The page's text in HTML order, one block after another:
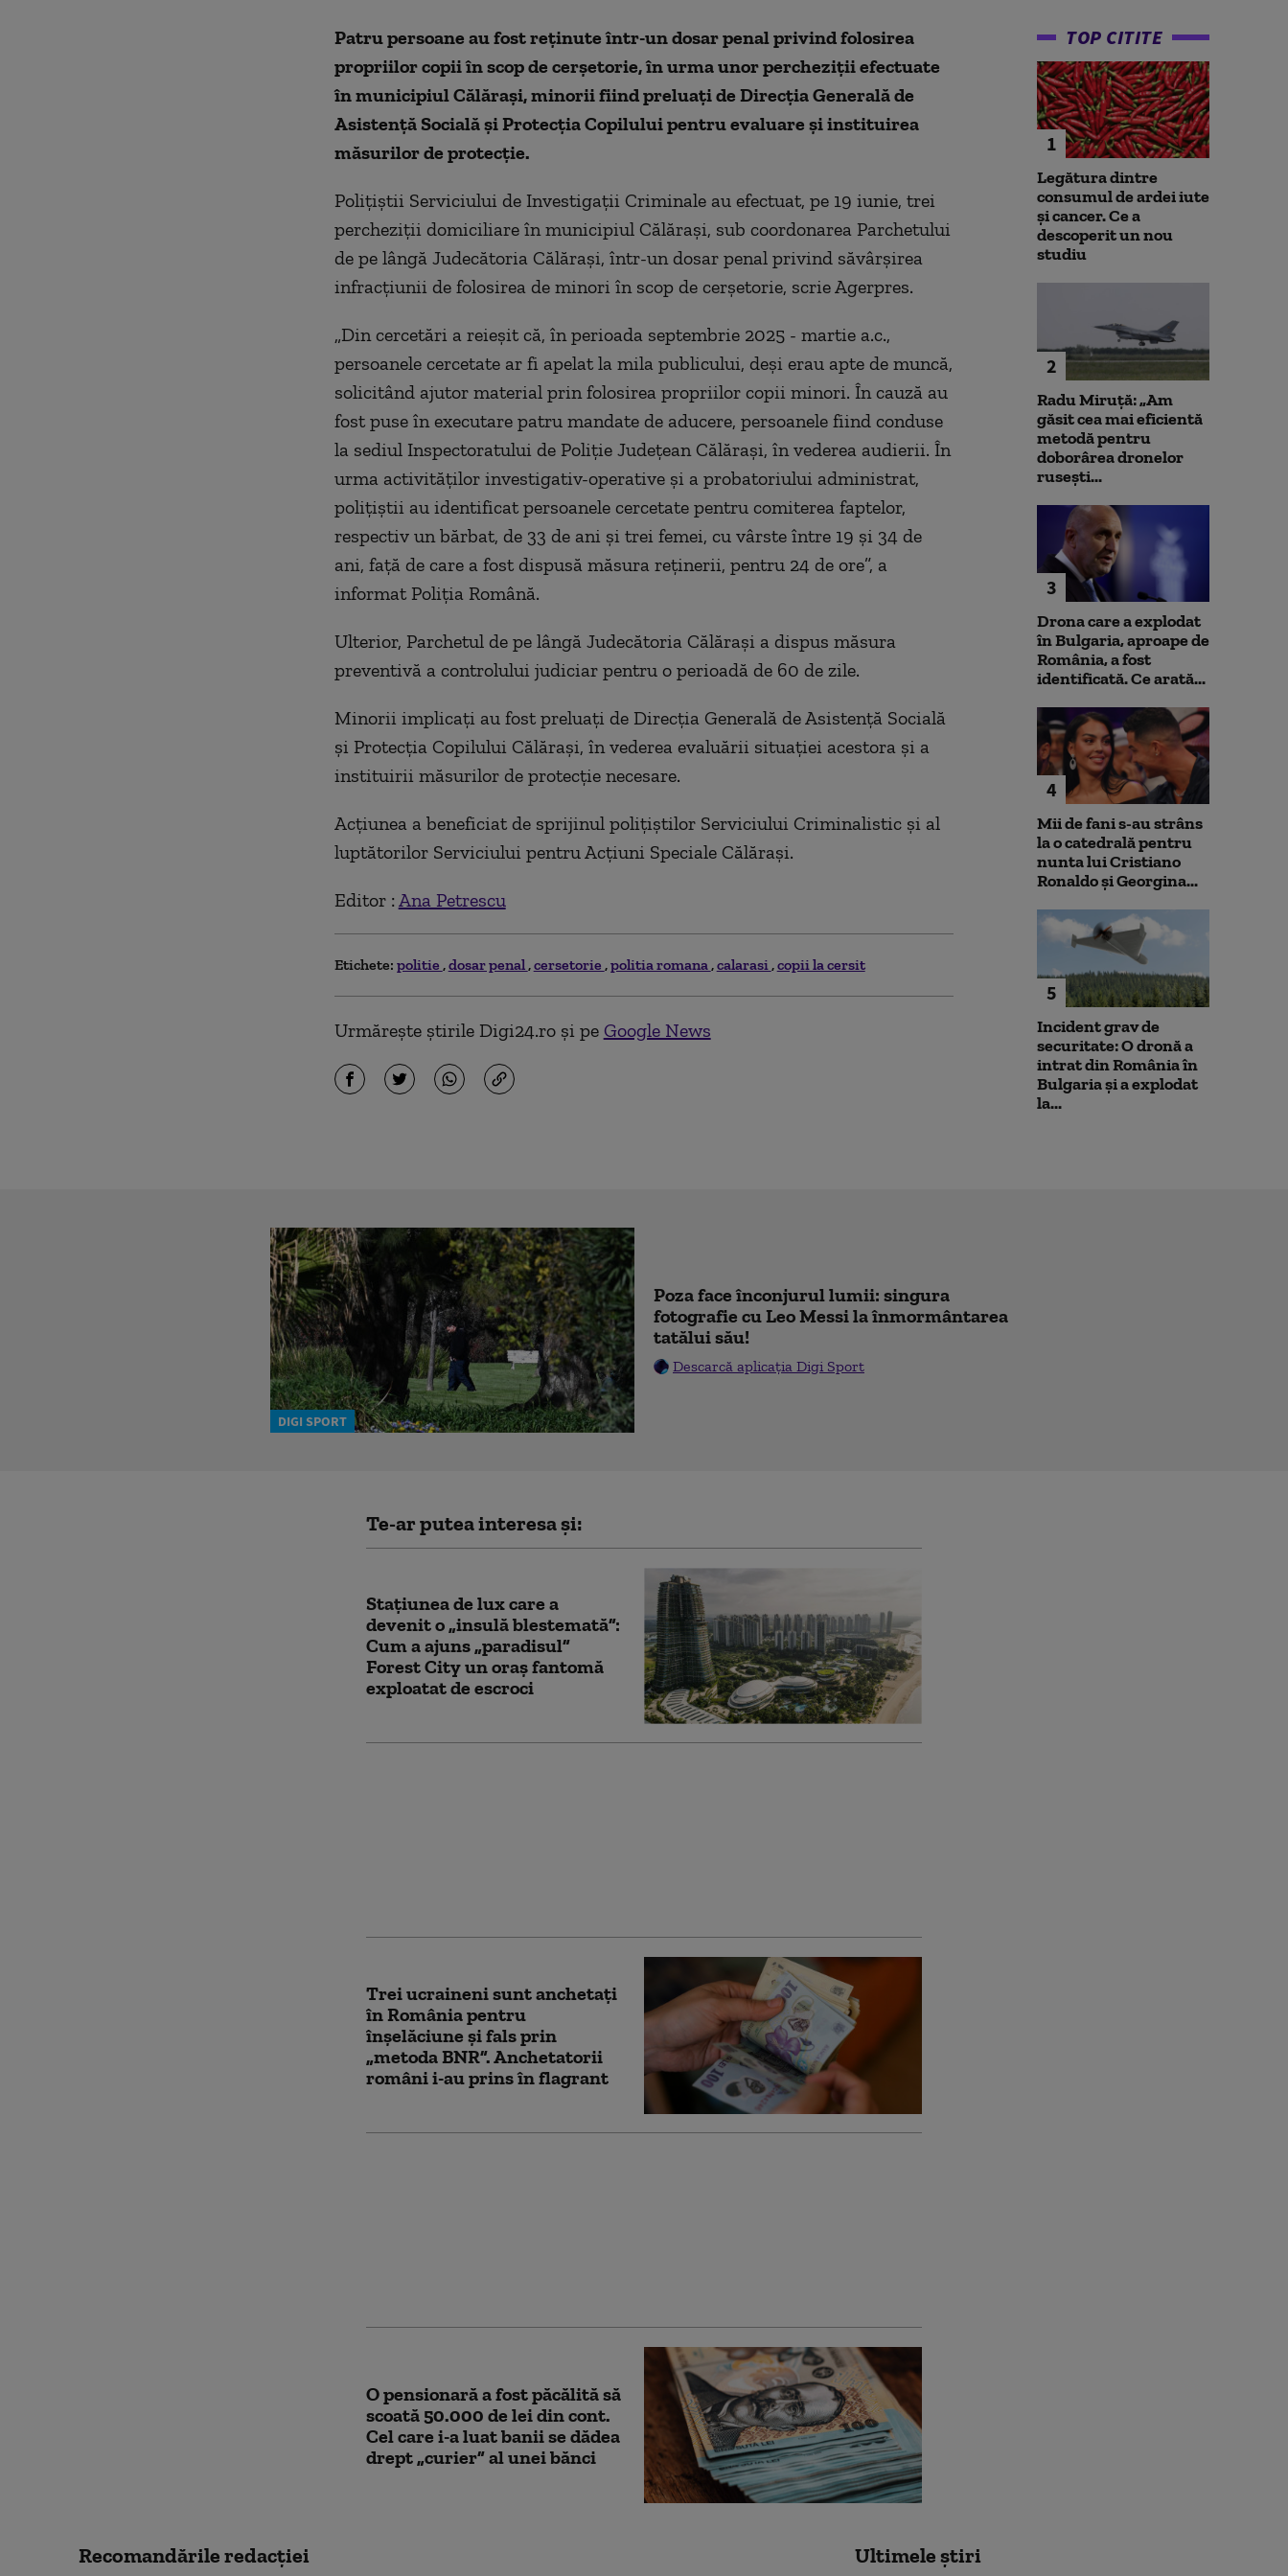
Patru persoane au fost reţinute într-un dosar penal privind folosirea
propriilor copii în scop de cerşetorie, în urma unor percheziţii efectuate
în municipiul Călăraşi, minorii fiind preluaţi de Direcţia Generală de
Asistenţă Socială şi Protecţia Copilului pentru evaluare şi instituirea
măsurilor de protecţie.
Poliţiştii Serviciului de Investigaţii Criminale au efectuat, pe 19 iunie, trei
percheziţii domiciliare în municipiul Călăraşi, sub coordonarea Parchetului
de pe lângă Judecătoria Călăraşi, într-un dosar penal privind săvârşirea
infracţiunii de folosirea de minori în scop de cerşetorie, scrie Agerpres.
„Din cercetări a reieşit că, în perioada septembrie 2025 - martie a.c.,
persoanele cercetate ar fi apelat la mila publicului, deşi erau apte de muncă,
solicitând ajutor material prin folosirea propriilor copii minori. În cauză au
fost puse în executare patru mandate de aducere, persoanele fiind conduse
la sediul Inspectoratului de Poliţie Judeţean Călăraşi, în vederea audierii. În
urma activităţilor investigativ-operative şi a probatoriului administrat,
poliţiştii au identificat persoanele cercetate pentru comiterea faptelor,
respectiv un bărbat, de 33 de ani şi trei femei, cu vârste între 19 şi 34 de
ani, faţă de care a fost dispusă măsura reţinerii, pentru 24 de ore”, a
informat Poliţia Română.
Ulterior, Parchetul de pe lângă Judecătoria Călăraşi a dispus măsura
preventivă a controlului judiciar pentru o perioadă de 60 de zile.
Minorii implicaţi au fost preluaţi de Direcţia Generală de Asistenţă Socială
şi Protecţia Copilului Călăraşi, în vederea evaluării situaţiei acestora şi a
instituirii măsurilor de protecţie necesare.
Acţiunea a beneficiat de sprijinul poliţiştilor Serviciului Criminalistic şi al
luptătorilor Serviciului pentru Acţiuni Speciale Călăraşi.
Editor : Ana Petrescu
Etichete: politie dosar penal cersetorie politia romana calarasi copii la cersit
Urmărește știrile Digi24.ro și pe Google News
TOP CITITE
1
Legătura dintre
consumul de ardei iute
și cancer. Ce a
descoperit un nou
studiu
2
Radu Miruță: „Am
găsit cea mai eficientă
metodă pentru
doborârea dronelor
rusești...
3
Drona care a explodat
în Bulgaria, aproape de
România, a fost
identificată. Ce arată...
4
Mii de fani s-au strâns
la o catedrală pentru
nunta lui Cristiano
Ronaldo şi Georgina...
5
Incident grav de
securitate: O dronă a
intrat din România în
Bulgaria şi a explodat
la...
DIGI SPORT
Poza face înconjurul lumii: singura
fotografie cu Leo Messi la înmormântarea
tatălui său!
Descarcă aplicația Digi Sport
Te-ar putea interesa și:
Stațiunea de lux care a
devenit o „insulă blestemată”:
Cum a ajuns „paradisul”
Forest City un oraș fantomă
exploatat de escroci
Trei ucraineni sunt anchetaţi
în România pentru
înşelăciune și fals prin
„metoda BNR”. Anchetatorii
români i-au prins în flagrant
O pensionară a fost păcălită să
scoată 50.000 de lei din cont.
Cel care i-a luat banii se dădea
drept „curier” al unei bănci
Recomandările redacţiei Ultimele știri